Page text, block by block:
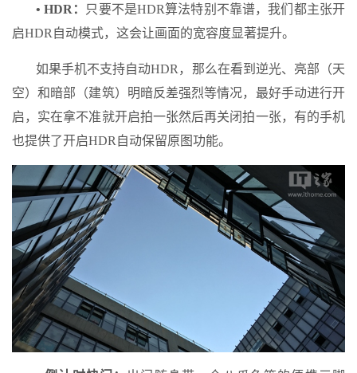
• HDR： 只要不是HDR算法特别不靠谱，我们都主张开
启HDR自动模式，这会让画面的宽容度显著提升。
如果手机不支持自动HDR，那么在看到逆光、亮部（天
空）和暗部（建筑）明暗反差强烈等情况，最好手动进行开
启，实在拿不准就开启拍一张然后再关闭拍一张，有的手机
也提供了开启HDR自动保留原图功能。